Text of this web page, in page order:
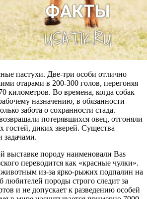
пастухи. Две-три особи отлично
отарами в 200-300 голов, перегоняя
километров. Во времена, когда собак
назначению, в обязанности
забота о сохранности стада.
потерявшихся овец, отгоняли
гостей, диких зверей. Существа
задачами.
выставке породу наименовали Bas
переводится как «красные чулки».
животным из-за ярко-рыжих подпалин на
любителей породы строго следит за
и не допускает к разведению особей